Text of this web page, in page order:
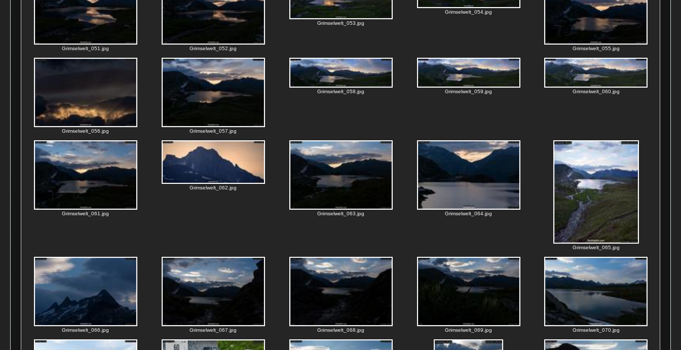
Grimselwelt_051.jpg Grimselwelt_052.jpg
Grimselwelt_053.jpg
Grimselwelt_054.jpg
Grimselwelt_055.jpg
Grimselwelt_056.jpg Grimselwelt_057.jpg
Grimselwelt_058.jpg Grimselwelt_059.jpg Grimselwelt_060.jpg
Grimselwelt_061.jpg
Grimselwelt_062.jpg
Grimselwelt_063.jpg Grimselwelt_064.jpg
Grimselwelt_065.jpg
Grimselwelt_066.jpg Grimselwelt_067.jpg Grimselwelt_068.jpg Grimselwelt_069.jpg Grimselwelt_070.jpg